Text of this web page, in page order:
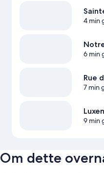
4 min
6 min
Rue
7 min
9 min
Om dette